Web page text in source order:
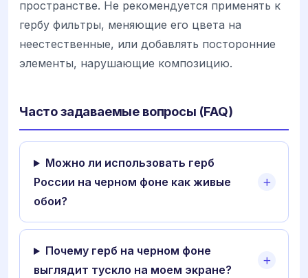
пространстве. Не рекомендуется применять к
гербу фильтры, меняющие его цвета на
неестественные, или добавлять посторонние
элементы, нарушающие композицию.
Часто задаваемые вопросы (FAQ)
Можно ли использовать герб
России на черном фоне как живые
обои?
Почему герб на черном фоне
выглядит тускло на моем экране?